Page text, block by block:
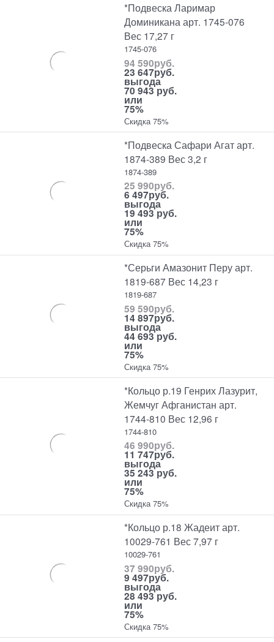
*Подвеска Ларимар
Доминикана арт. 1745-076
Вес 17,27 г
1745-076
94 590руб.
23 647руб.
выгода
70 943 руб.
или
75%
Скидка 75%
*Подвеска Сафари Агат арт.
1874-389 Вес 3,2 г
1874-389
25 990руб.
6 497руб.
выгода
19 493 руб.
или
75%
Скидка 75%
*Серьги Амазонит Перу арт.
1819-687 Вес 14,23 г
1819-687
59 590руб.
14 897руб.
выгода
44 693 руб.
или
75%
Скидка 75%
*Кольцо р.19 Генрих Лазурит,
Жемчуг Афганистан арт.
1744-810 Вес 12,96 г
1744-810
46 990руб.
11 747руб.
выгода
35 243 руб.
или
75%
Скидка 75%
*Кольцо р.18 Жадеит арт.
10029-761 Вес 7,97 г
10029-761
37 990руб.
9 497руб.
выгода
28 493 руб.
или
75%
Скидка 75%